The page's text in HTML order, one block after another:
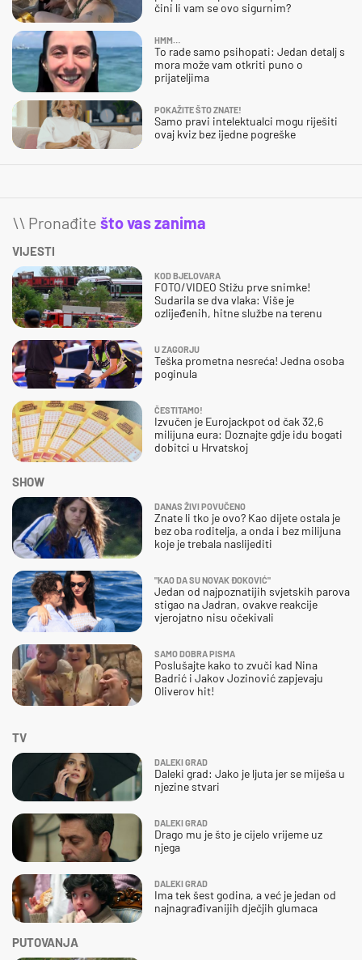
čini li vam se ovo sigurnim?
HMM…
To rade samo psihopati: Jedan detalj s
mora može vam otkriti puno o
prijateljima
POKAŽITE ŠTO ZNATE!
Samo pravi intelektualci mogu riješiti
ovaj kviz bez ijedne pogreške
\\ Pronađite što vas zanima
VIJESTI
KOD BJELOVARA
FOTO/VIDEO Stižu prve snimke!
Sudarila se dva vlaka: Više je
ozlijeđenih, hitne službe na terenu
U ZAGORJU
Teška prometna nesreća! Jedna osoba
poginula
ČESTITAMO!
Izvučen je Eurojackpot od čak 32,6
milijuna eura: Doznajte gdje idu bogati
dobitci u Hrvatskoj
SHOW
DANAS ŽIVI POVUČENO
Znate li tko je ovo? Kao dijete ostala je
bez oba roditelja, a onda i bez milijuna
koje je trebala naslijediti
"KAO DA SU NOVAK ĐOKOVIĆ"
Jedan od najpoznatijih svjetskih parova
stigao na Jadran, ovakve reakcije
vjerojatno nisu očekivali
SAMO DOBRA PISMA
Poslušajte kako to zvuči kad Nina
Badrić i Jakov Jozinović zapjevaju
Oliverov hit!
TV
DALEKI GRAD
Daleki grad: Jako je ljuta jer se miješa u
njezine stvari
DALEKI GRAD
Drago mu je što je cijelo vrijeme uz
njega
DALEKI GRAD
Ima tek šest godina, a već je jedan od
najnagrađivanijih dječjih glumaca
PUTOVANJA